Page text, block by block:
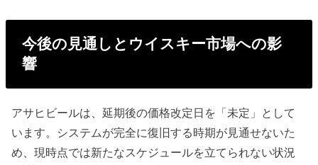
今後の見通しとウイスキー市場への影
響
アサヒビールは、延期後の価格改定日を「未定」として
います。システムが完全に復旧する時期が見通せないた
め、現時点では新たなスケジュールを立てられない状況